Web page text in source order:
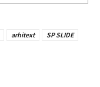
arhitext SP SLIDE